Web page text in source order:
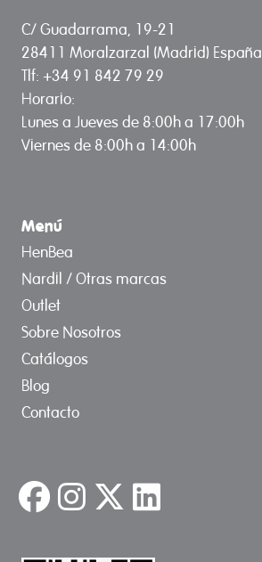
C/ Guadarrama, 19-21
28411 Moralzarzal (Madrid) España
Tlf: +34 91 842 79 29
Horario:
Lunes a Jueves de 8:00h a 17:00h
Viernes de 8:00h a 14:00h
Menú
HenBea
Nardil / Otras marcas
Outlet
Sobre Nosotros
Catálogos
Blog
Contacto